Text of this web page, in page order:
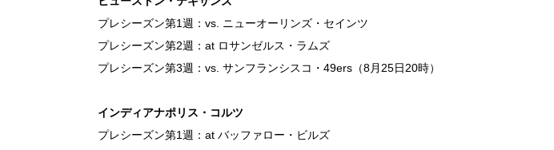
プレシーズン第1週：vs. ニューオーリンズ・セインツ
プレシーズン第2週：at ロサンゼルス・ラムズ
プレシーズン第3週：vs. サンフランシスコ・49ers（8月25日20時）
インディアナポリス・コルツ
プレシーズン第1週：at バッファロー・ビルズ